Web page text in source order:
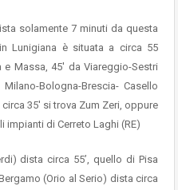
solamente 7 minuti da questa
Lunigiana è situata a circa 55
Massa, 45′ da Viareggio-Sestri
Milano-Bologna-Brescia- Casello
35′ si trova Zum Zeri, oppure
di Cerreto Laghi (RE)
dista circa 55’, quello di Pisa
(Orio al Serio) dista circa